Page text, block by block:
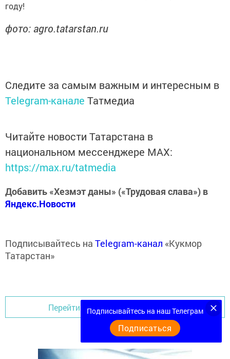
году!
фото: agro.tatarstan.ru
Следите за самым важным и интересным в
Telegram-канале Татмедиа
Читайте новости Татарстана в
национальном мессенджере MАХ:
https://max.ru/tatmedia
Добавить «Хезмэт даны» («Трудовая слава») в
Яндекс.Новости
Подписывайтесь на Telegram-канал «Кукмор
Татарстан»
Перейти на страницу новости
Подписывайтесь на наш Телеграм
Подписаться